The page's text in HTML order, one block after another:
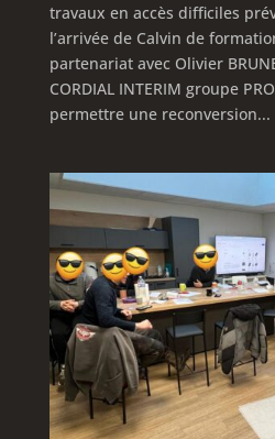
travaux en accès difficiles
l’arrivée de Calvin de
partenariat avec Olivier
CORDIAL INTERIM groupe
permettre une reconversion...